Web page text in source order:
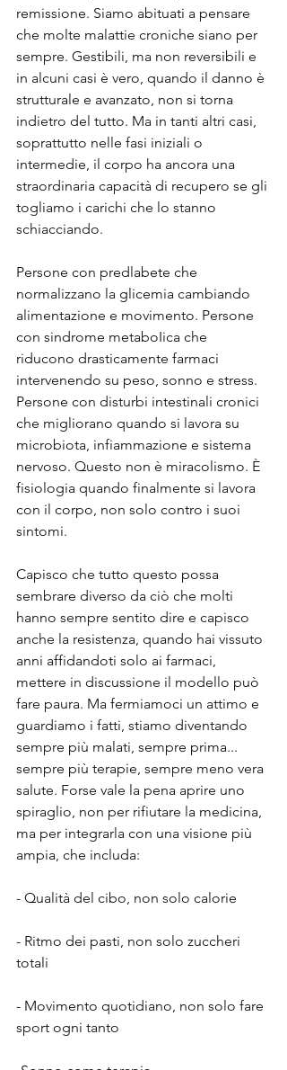
remissione. Siamo abituati a pensare
che molte malattie croniche siano per
sempre. Gestibili, ma non reversibili e
in alcuni casi è vero, quando il danno è
strutturale e avanzato, non si torna
indietro del tutto. Ma in tanti altri casi,
soprattutto nelle fasi iniziali o
intermedie, il corpo ha ancora una
straordinaria capacità di recupero se gli
togliamo i carichi che lo stanno
schiacciando.
Persone con predlabete che
normalizzano la glicemia cambiando
alimentazione e movimento. Persone
con sindrome metaboIica che
riducono drasticamente farmaci
intervenendo su peso, sonno e stress.
Persone con disturbi intestinali cronici
che migliorano quando si lavora su
microbiota, infiammazione e sistema
nervoso. Questo non è miracolismo. È
fisiologia quando finalmente si lavora
con il corpo, non solo contro i suoi
sintomi.
Capisco che tutto questo possa
sembrare diverso da ciò che molti
hanno sempre sentito dire e capisco
anche la resistenza, quando hai vissuto
anni affidandoti solo ai farmaci,
mettere in discussione il modello può
fare paura. Ma fermiamoci un attimo e
guardiamo i fatti, stiamo diventando
sempre più malati, sempre prima...
sempre più terapie, sempre meno vera
salute. Forse vale la pena aprire uno
spiraglio, non per rifiutare la medicina,
ma per integrarla con una visione più
ampia, che includa:
- Qualità del cibo, non solo calorie
- Ritmo dei pasti, non solo zuccheri
totali
- Movimento quotidiano, non solo fare
sport ogni tanto